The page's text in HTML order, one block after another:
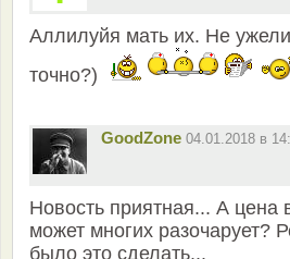
Аллилуйя мать их. Не
точно?)
GoodZone 04.01.2018 в
Новость приятная... А цена
может многих разочарует?
было это сделать...